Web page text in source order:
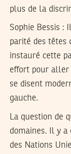
plus de la
Sophie Bessis :
parité des têtes
instauré cette
effort pour aller
se disent
gauche.
La question de
domaines. Il y
des Nations